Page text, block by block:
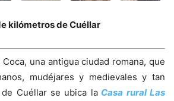
kilómetros de Cuéllar
una antigua ciudad romana, que
mudéjares y medievales y tan
Cuéllar se ubica la Casa rural Las